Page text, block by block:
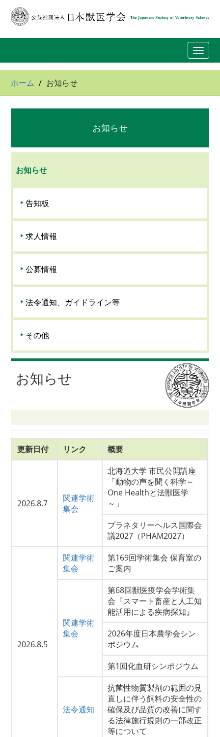
ホーム
お知らせ
お知らせ
お知らせ
告知板
求人情報
公募情報
法令通知、ガイドライン等
その他
お知らせ
更新日付 リンク 概要
2026.8.7
関連学術
集会
北海道大学 市民公開講座
「動物の声を聞く科学～
One Healthと法獣医学
～」
プラネタリーヘルス国際会
議2027（PHAM2027）
2026.8.5
関連学術
集会
第169回学術集会 保育室の
ご案内
関連学術
集会
第68回獣医疫学会学術集
会『スマート畜産と人工知
能活用による疾病探知』
2026年度日本農学会シン
ポジウム
第1回化血研シンポジウム
法令通知
抗菌性物質製剤の範囲の見
直しに伴う飼料の安全性の
確保及び品質の改善に関す
る法律施行規則の一部改正
等について